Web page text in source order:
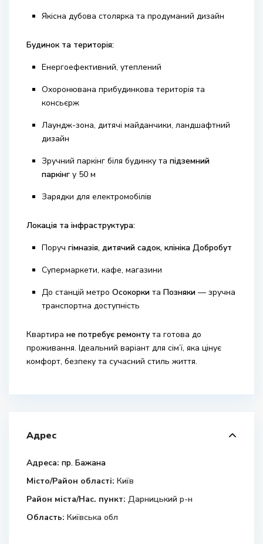
Якісна дубова столярка та продуманий дизайн
Будинок та територія:
Енергоефективний, утеплений
Охоронювана прибудинкова територія та
консьєрж
Лаундж-зона, дитячі майданчики, ландшафтний
дизайн
Зручний паркінг біля будинку та підземний
паркінг у 50 м
Зарядки для електромобілів
Локація та інфраструктура:
Поруч гімназія, дитячий садок, клініка Добробут
Супермаркети, кафе, магазини
До станцій метро Осокорки та Позняки — зручна
транспортна доступність
Квартира не потребує ремонтута готова до
проживання. Ідеальний варіант для сім’ї, яка цінує
комфорт, безпеку та сучасний стиль життя.
Адрес
Адреса: пр. Бажана
Місто/Район області: Київ
Район міста/Нас. пункт: Дарницький р-н
Область: Київська обл